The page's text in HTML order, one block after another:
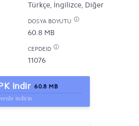
Türkçe, İngilizce, Diğer
DOSYA BOYUTU
60.8 MB
CEPDEID
11076
indir 60.8 MB
indirin